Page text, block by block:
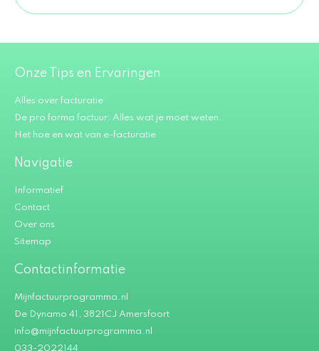
Onze Tips en Ervaringen
Alles over facturatie
De pro forma factuur: Alles wat je moet weten.
Het hoe en wat van e-facturatie
Navigatie
Informatief
Contact
Over ons
Sitemap
Contactinformatie
Mijnfactuurprogramma.nl
De Dynamo 41, 3821CJ Amersfoort
info@mijnfactuurprogramma.nl
033-2022144